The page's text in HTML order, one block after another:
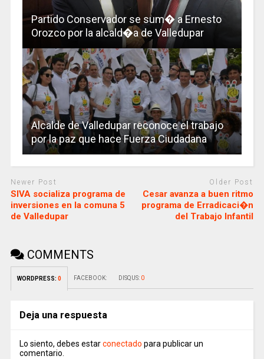
Partido Conservador se sum� a Ernesto
Orozco por la alcald�a de Valledupar
Alcalde de Valledupar reconoce el trabajo
por la paz que hace Fuerza Ciudadana
Newer Post
SIVA socializa programa de
inversiones en la comuna 5
de Valledupar
Older Post
Cesar avanza a buen ritmo
programa de Erradicaci�n
del Trabajo Infantil
COMMENTS
WORDPRESS: 0 FACEBOOK: DISQUS: 0
Deja una respuesta
Lo siento, debes estarconectado para publicar un
comentario.